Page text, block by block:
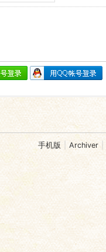
手机版 Archiver